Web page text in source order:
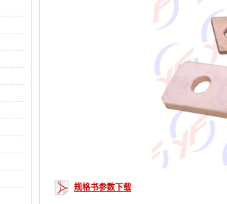
规格书参数下载